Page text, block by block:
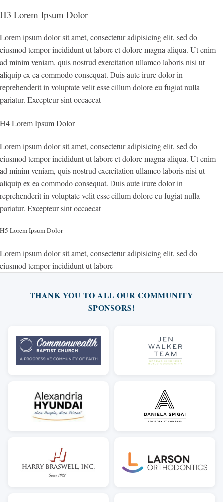
H3 Lorem Ipsum Dolor
Lorem ipsum dolor sit amet, consectetur adipisicing elit, sed do
eiusmod tempor incididunt ut labore et dolore magna aliqua. Ut enim
ad minim veniam, quis nostrud exercitation ullamco laboris nisi ut
aliquip ex ea commodo consequat. Duis aute irure dolor in
reprehenderit in voluptate velit esse cillum dolore eu fugiat nulla
pariatur. Excepteur sint occaecat
H4 Lorem Ipsum Dolor
Lorem ipsum dolor sit amet, consectetur adipisicing elit, sed do
eiusmod tempor incididunt ut labore et dolore magna aliqua. Ut enim
ad minim veniam, quis nostrud exercitation ullamco laboris nisi ut
aliquip ex ea commodo consequat. Duis aute irure dolor in
reprehenderit in voluptate velit esse cillum dolore eu fugiat nulla
pariatur. Excepteur sint occaecat
H5 Lorem Ipsum Dolor
Lorem ipsum dolor sit amet, consectetur adipisicing elit, sed do
eiusmod tempor incididunt ut labore
THANK YOU TO ALL OUR COMMUNITY
SPONSORS!